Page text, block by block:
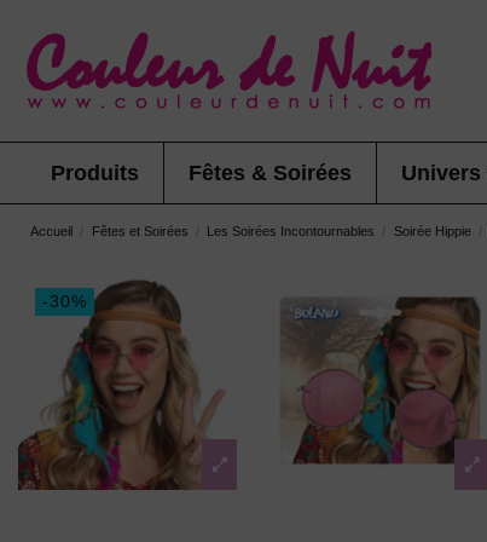
Produits Fêtes & Soirées Univers
Accueil Fêtes et Soirées Les Soirées Incontournables Soirée Hippie
-30%